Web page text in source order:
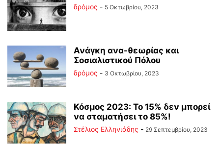
δρόμος - 5 Οκτωβρίου, 2023
Ανάγκη ανα-θεωρίας και
Σοσιαλιστικού Πόλου
δρόμος - 3 Οκτωβρίου, 2023
Κόσμος 2023: Το 15% δεν μπορεί
να σταματήσει το 85%!
Στέλιος Ελληνιάδης - 29 Σεπτεμβρίου, 2023